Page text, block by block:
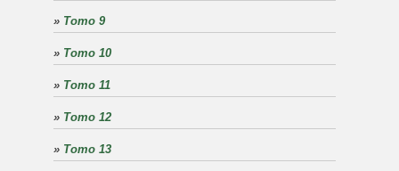
» Tomo 9
» Tomo 10
» Tomo 11
» Tomo 12
» Tomo 13